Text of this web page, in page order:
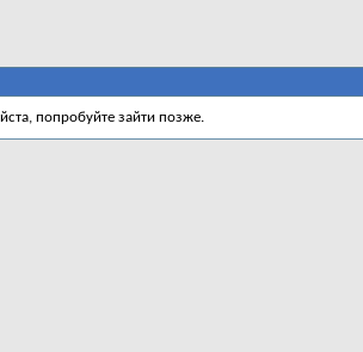
попробуйте зайти позже.